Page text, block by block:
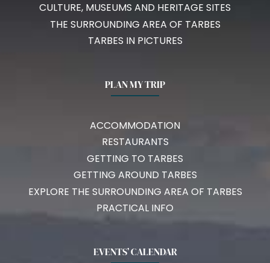
CULTURE, MUSEUMS AND HERITAGE SITES
THE SURROUNDING AREA OF TARBES
TARBES IN PICTURES
PLAN MY TRIP
ACCOMMODATION
RESTAURANTS
GETTING TO TARBES
GETTING AROUND TARBES
EXPLORE THE SURROUNDING AREA OF TARBES
PRACTICAL INFO
EVENTS’ CALENDAR